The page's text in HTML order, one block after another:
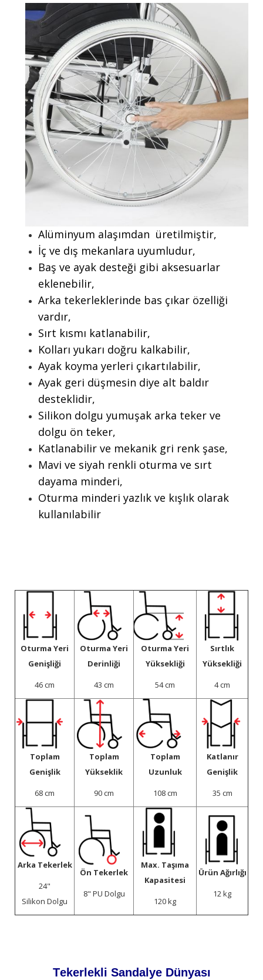
Alüminyum alaşımdan üretilmiştir,
İç ve dış mekanlara uyumludur,
Baş ve ayak desteği gibi aksesuarlar
eklenebilir,
Arka tekerleklerinde bas çıkar özelliği
vardır,
Sırt kısmı katlanabilir,
Kolları yukarı doğru kalkabilir,
Ayak koyma yerleri çıkartılabilir,
Ayak geri düşmesin diye alt baldır
desteklidir,
Silikon dolgu yumuşak arka teker ve
dolgu ön teker,
Katlanabilir ve mekanik gri renk şase,
Mavi ve siyah renkli oturma ve sırt
dayama minderi,
Oturma minderi yazlık ve kışlık olarak
kullanılabilir
Oturma Yeri
Genişliği
46 cm
Oturma Yeri
Derinliği
43 cm
Oturma Yeri
Yüksekliği
54 cm
Sırtlık
Yüksekliği
4 cm
Toplam
Genişlik
68 cm
Toplam
Yükseklik
90 cm
Toplam
Uzunluk
108 cm
Katlanır
Genişlik
35 cm
Arka Tekerlek
24"
Silikon Dolgu
Ön Tekerlek
8" PU Dolgu
Max. Taşıma
Kapasitesi
120 kg
Ürün Ağırlığı
12 kg
Tekerlekli Sandalye Dünyası